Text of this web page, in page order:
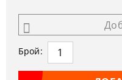
Брой: